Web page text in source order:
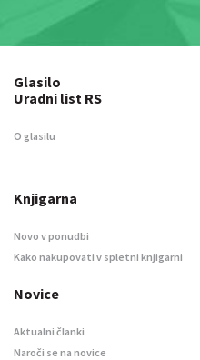
Glasilo
Uradni list RS
O glasilu
Knjigarna
Novo v ponudbi
Kako nakupovati v spletni knjigarni
Novice
Aktualni članki
Naroči se na novice